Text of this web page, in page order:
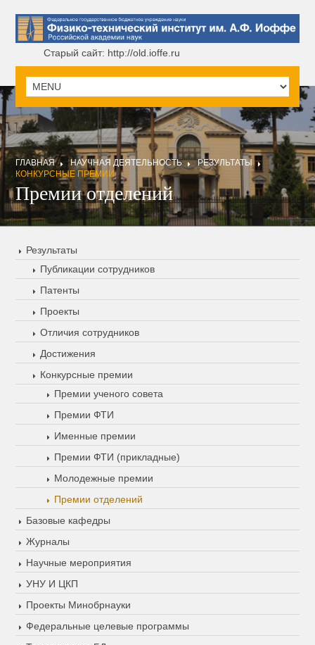
Старый сайт: http://old.ioffe.ru
ГЛАВНАЯ НАУЧНАЯ ДЕЯТЕЛЬНОСТЬ
РЕЗУЛЬТАТЫ
КОНКУРСНЫЕ ПРЕМИИ
Премии отделений
Результаты
Публикации сотрудников
Патенты
Проекты
Отличия сотрудников
Достижения
Конкурсные премии
Премии ученого совета
Премии ФТИ
Именные премии
Премии ФТИ (прикладные)
Молодежные премии
Премии отделений
Базовые кафедры
Журналы
Научные мероприятия
УНУ И ЦКП
Проекты Минобрнауки
Федеральные целевые программы